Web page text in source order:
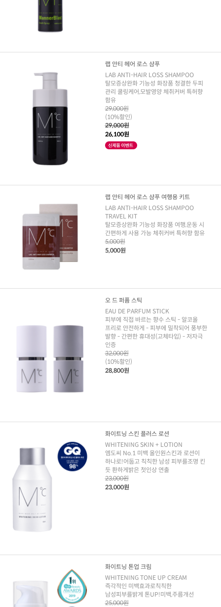
랩 안티 헤어 로스 샴푸
LAB ANTI-HAIR LOSS SHAMPOO
탈모증상완화 기능성 화장품 청결한 두피
관리 쿨링케어,모발영양 체취커버 특허향
함유
29,000원
(10%할인)
29,000원
26,100원
랩 안티 헤어 로스 샴푸 여행용 키트
LAB ANTI-HAIR LOSS SHAMPOO
TRAVEL KIT
탈모증상완화 기능성 화장품 여행,운동 시
간편하게 사용 가능 체취커버 특허향 함유
5,000원
5,000원
오 드 퍼퓸 스틱
EAU DE PARFUM STICK
피부에 직접 바르는 향수 스틱 - 알코올
프리로 안전하게 - 피부에 밀착되어 풍부한
발향 - 간편한 휴대성(고체타입) - 저자극
인증
32,000원
(10%할인)
28,800원
화이트닝 스킨 플러스 로션
WHITENING SKIN + LOTION
엠도씨 No.1 미백 올인원스킨과 로션이
하나로!어둡고 칙칙한 남성 피부를조명 킨
듯 환하게밝은 첫인상 연출
23,000원
23,000원
화이트닝 톤업 크림
WHITENING TONE UP CREAM
즉각적인 미백효과로칙칙한
남성피부를밝게 톤UP!미백,주름개선
25,000원